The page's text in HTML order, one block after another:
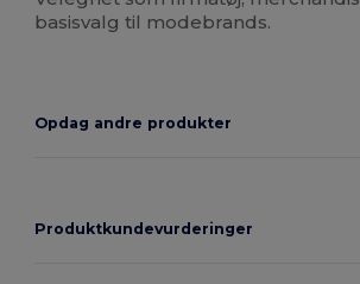
basisvalg til modebrands.
Opdag andre produkter
Produktkundevurderinger